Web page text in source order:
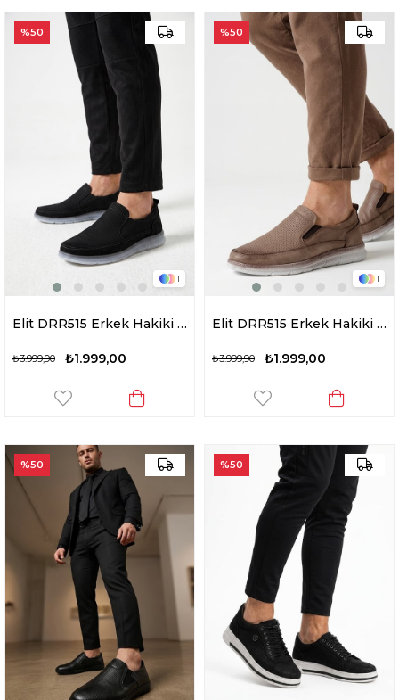
1
Elit DRR515 Erkek Hakiki Deri Casual Ayakkabı Siyah
₺1.999,00
₺3.999,90
%50
1
Elit DRR515 Erkek Hakiki Deri Casual Ayakkabı Kum
₺1.999,00
₺3.999,90
%50
%50 %50